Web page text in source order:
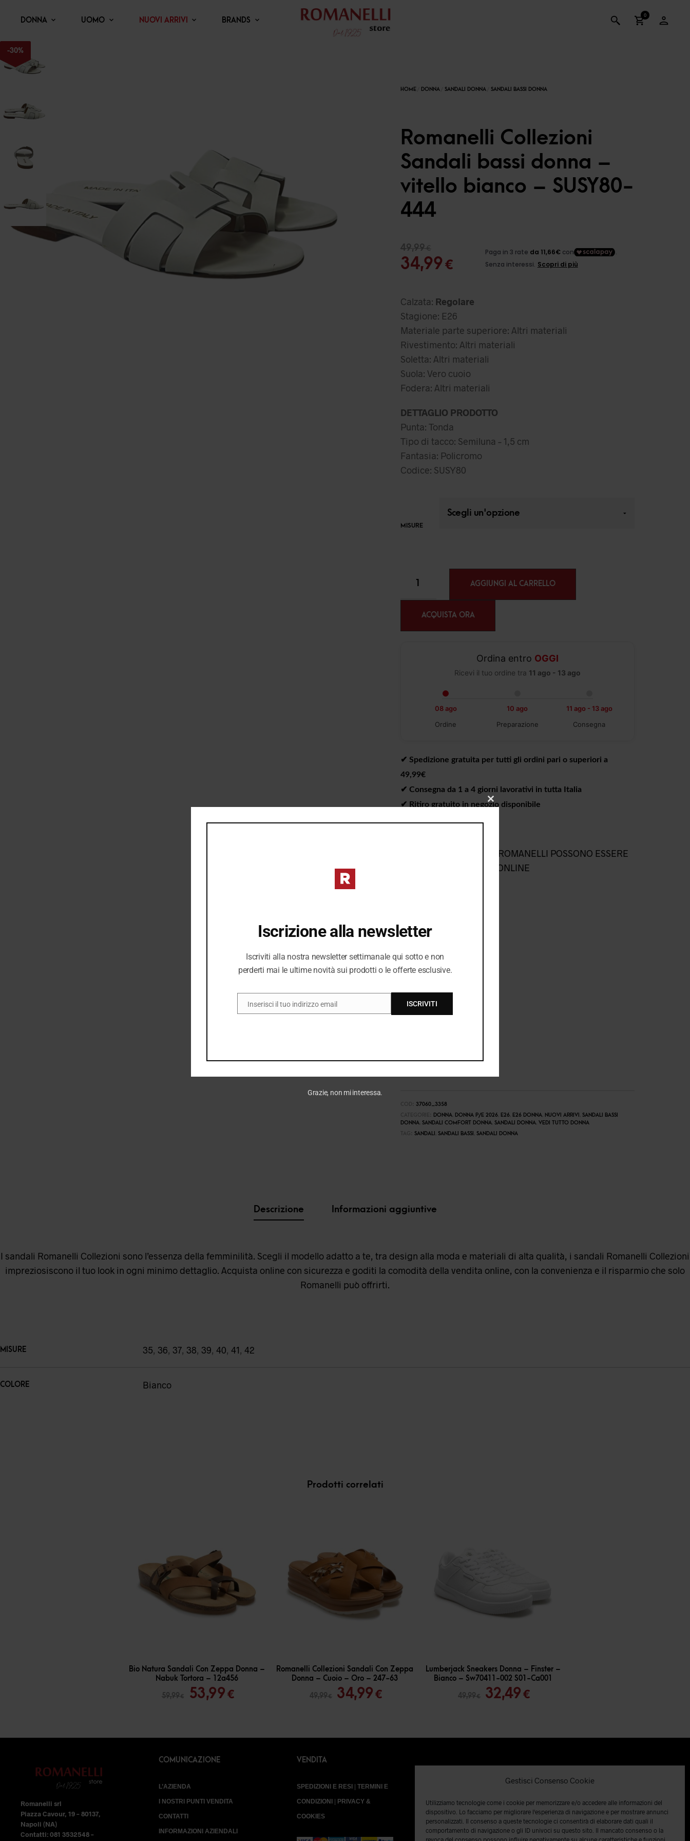
Gestisci Consenso Cookie
Utilizziamo tecnologie come i cookie per memorizzare e/o accedere alle informazioni del
dispositivo. Lo facciamo per migliorare l'esperienza di navigazione e per mostrare annunci
personalizzati. Il consenso a queste tecnologie ci consentirà di elaborare dati quali il
comportamento di navigazione o gli ID univoci su questo sito. Il mancato consenso o la
revoca del consenso possono influire negativamente su alcune caratteristiche e funzioni.
DONNA UOMO NUOVI ARRIVI BRANDS
0
-30%
Romanelli Collezioni
Sandali bassi donna –
vitello bianco – SUSY80-
444
49,99€
prezzo
originale
49,99 €.
34,99€
attuale
è:
34,99 €.
Calzata: Regolare
Stagione: E26
Materiale parte superiore: Altri materiali
Rivestimento: Altri materiali
Soletta: Altri materiali
Suola: Vero cuoio
Fodera: Altri materiali
DETTAGLIO PRODOTTO
Punta: Tonda
Tipo di tacco: Semiluna – 1,5 cm
Fantasia: Policromo
Codice: SUSY80
MISURE
AGGIUNGI AL CARRELLO
ACQUISTA ORA
Ordina entro OGGI
Ricevi il tuo ordine tra 11 ago - 13 ago
08 ago
Ordine
10 ago
Preparazione
11 ago - 13 ago
Consegna
✔︎ Spedizione gratuita per tutti gli ordini pari o superiori a
49,99€
✔︎ Consegna da 1 a 4 giorni lavorativi in tutta Italia
✔︎ Ritiro gratuito in negozio disponibile
I PREZZI DEL NEGOZIO ROMANELLI POSSONO ESSERE
DIVERSI DAL NEGOZIO ONLINE
37060_3358
DONNA, DONNA P/E 2026, E26, E26 DONNA, NUOVI ARRIVI
SANDALI BASSI
DONNA, SANDALI COMFORT DONNA, SANDALI DONNA, VEDI TUTTO DONNA
SANDALI SANDALI BASSI SANDALI DONNA
Descrizione Informazioni aggiuntive
I sandali Romanelli Collezioni sono l’essenza della femminilità. Scegli il modello adatto a te, tra design alla moda e materiali di alta qualità, i sandali Romanelli Collezioni
impreziosiscono il tuo look in ogni minimo dettaglio. Acquista online con sicurezza e goditi la comodità della vendita online, con la convenienza e il risparmio che solo
Romanelli può offrirti.
MISURE 35, 36, 37, 38, 39, 40, 41, 42
COLORE Bianco
Prodotti correlati
- 10 %
Bio Natura Sandali Con Zeppa Donna –
Nabuk Tortora – 12a456
59,99€
Il
era:
59,99 €.
53,99€Il
è:
-
Romanelli Collezioni Sandali Con Zeppa
Donna – Cuoio – Oro – 247-63
49,99€
Il
era:
34,99€Il
è:
- %
Lumberjack Sneakers Donna – Finster –
Bianco – Sw70411-002 S01-Ca001
49,99€
Il
era:
32,49€Il
è:
Romanelli srl
Piazza Cavour, 19 – 80137,
Napoli (NA)
Contatti: 081 3532548 –
COMUNICAZIONE
L’AZIENDA
I NOSTRI PUNTI VENDITA
CONTATTI
INFORMAZIONI AZIENDALI
VENDITA
SPEDIZIONI E RESI| TERMINI E
CONDIZIONI| PRIVACY &
COOKIES
CLOSE
Iscrizione alla newsletter
Iscriviti alla nostra newsletter settimanale qui sotto e non
perderti mai le ultime novità sui prodotti o le offerte esclusive.
EMAIL
Inserisci il tuo indirizzo email ISCRIVITI
Grazie, non mi interessa.